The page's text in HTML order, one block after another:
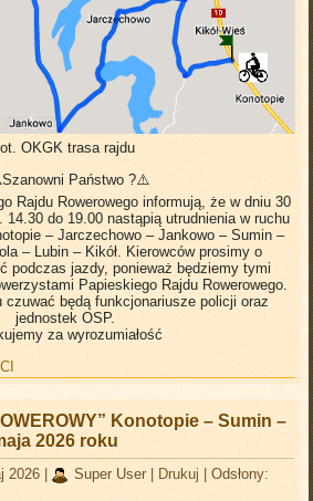
OKGK trasa rajdu
Państwo ?⚠️
Rajdu Rowerowego informują, że w dniu 30
14.30 do 19.00 nastąpią utrudnienia w ruchu
– Jarczechowo – Jankowo – Sumin –
– Lubin – Kikół. Kierowców prosimy o
podczas jazdy, ponieważ będziemy tymi
Papieskiego Rajdu Rowerowego.
czuwać będą funkcjonariusze policji oraz
jednostek OSP.
za wyrozumiałość
Konotopie – Sumin –
2026 roku
2026 Super User Drukuj |Odsłony: